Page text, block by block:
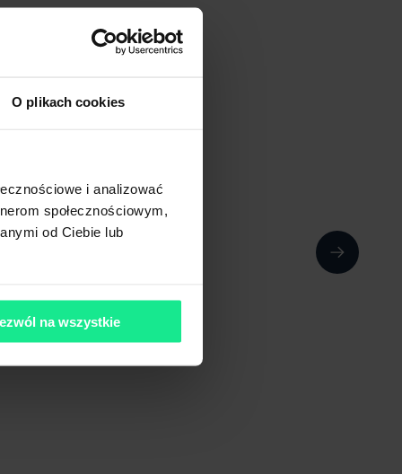
O plikach cookies
i analizować
społecznościowym,
od Ciebie lub
na wszystkie